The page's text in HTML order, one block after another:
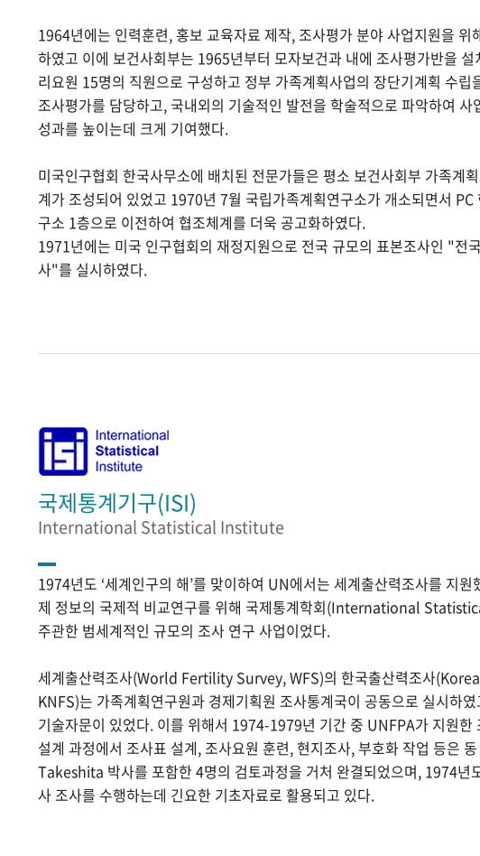
1964년에는 인력훈련, 홍보 교육자료 제작, 조사평가 분야 사업지원을
하였고 이에 보건사회부는 1965년부터 모자보건과 내에 조사평가반을
리요원 15명의 직원으로 구성하고 정부 가족계획사업의 장단기계획 수립
조사평가를 담당하고, 국내외의 기술적인 발전을 학술적으로 파악하여 사
성과를 높이는데 크게 기여했다.
미국인구협회 한국사무소에 배치된 전문가들은 평소 보건사회부 가족계
계가 조성되어 있었고 1970년 7월 국립가족계획연구소가 개소되면서
구소 1층으로 이전하여 협조체계를 더욱 공고화하였다.
1971년에는 미국 인구협회의 재정지원으로 전국 규모의 표본조사인 "전
사"를 실시하였다.
국제통계기구(ISI)
International Statistical Institute
1974년도 ‘세계인구의 해’를 맞이하여 UN에서는 세계출산력조사를 지
제 정보의 국제적 비교연구를 위해 국제통계학회(International
주관한 범세계적인 규모의 조사 연구 사업이었다.
세계출산력조사(World Fertility Survey, WFS)의 한국출산력조사
KNFS)는 가족계획연구원과 경제기획원 조사통계국이 공동으로 실시하
기술자문이 있었다. 이를 위해서 1974-1979년 기간 중 UNFPA가 지원
설계 과정에서 조사표 설계, 조사요원 훈련, 현지조사, 부호화 작업 등은
Takeshita 박사를 포함한 4명의 검토과정을 거처 완결되었으며, 1974년
사 조사를 수행하는데 긴요한 기초자료로 활용되고 있다.